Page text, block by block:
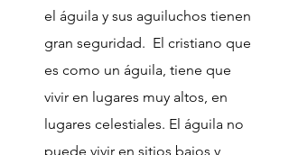
el águila y sus aguiluchos tienen
gran seguridad. El cristiano que
es como un águila, tiene que
vivir en lugares muy altos, en
lugares celestiales. El águila no
puede vivir en sitios bajos y